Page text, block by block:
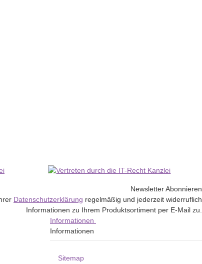
Newsletter Abonnieren
Datenschutzerklärung regelmäßig und jederzeit widerruflich
Informationen zu Ihrem Produktsortiment per E-Mail zu.
Informationen
Informationen
Sitemap